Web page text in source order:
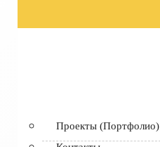
Проекты (Портфолио)